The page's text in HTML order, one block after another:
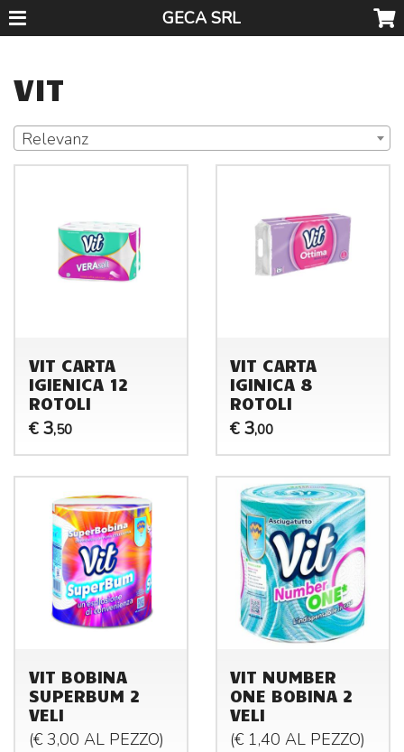
GECA SRL
VIT
Relevanz
VIT CARTA
IGIENICA 12
ROTOLI
€ 3,50
VIT CARTA
IGINICA 8
ROTOLI
€ 3,00
VIT BOBINA
SUPERBUM 2
VELI
(€ 3,00 AL PEZZO)
VIT NUMBER
ONE BOBINA 2
VELI
(€ 1,40 AL PEZZO)